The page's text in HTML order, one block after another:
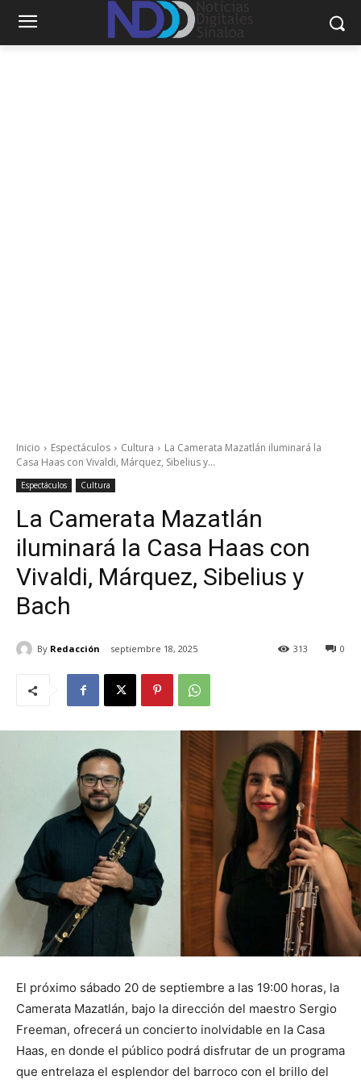
Inicio Espectáculos Cultura
La Camerata Mazatlán iluminará la
Casa Haas con Vivaldi, Márquez, Sibelius y...
Espectáculos Cultura
La Camerata Mazatlán
iluminará la Casa Haas con
Vivaldi, Márquez, Sibelius y
Bach
By Redacción septiembre 18, 2025 0
313
El próximo sábado 20 de septiembre a las 19:00 horas, la
Camerata Mazatlán, bajo la dirección del maestro Sergio
Freeman, ofrecerá un concierto inolvidable en la Casa
Haas, en donde el público podrá disfrutar de un programa
que entrelaza el esplendor del barroco con el brillo del